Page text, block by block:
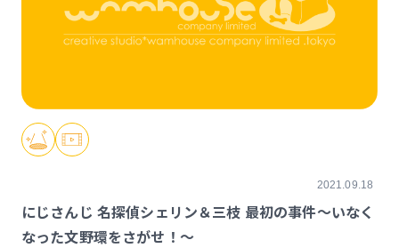
2021.09.18
にじさんじ 名探偵シェリン＆三枝 最初の事件〜いなく
なった文野環をさがせ！〜